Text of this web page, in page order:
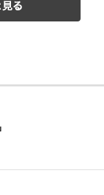
る